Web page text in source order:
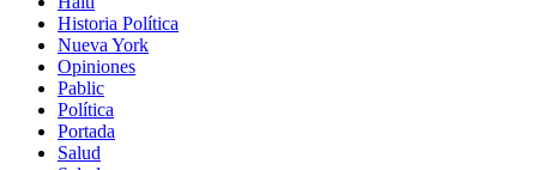
Historia Política
Nueva York
Opiniones
Pablic
Política
Portada
Salud